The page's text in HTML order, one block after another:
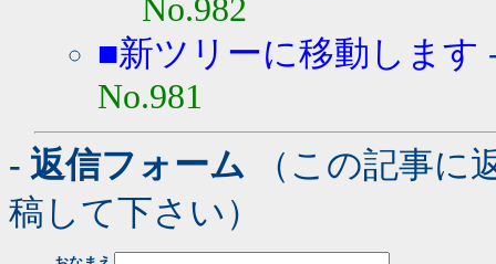
No.982
■新ツリーに移動します
No.981
- 返信フォーム （この記事に
稿して下さい）